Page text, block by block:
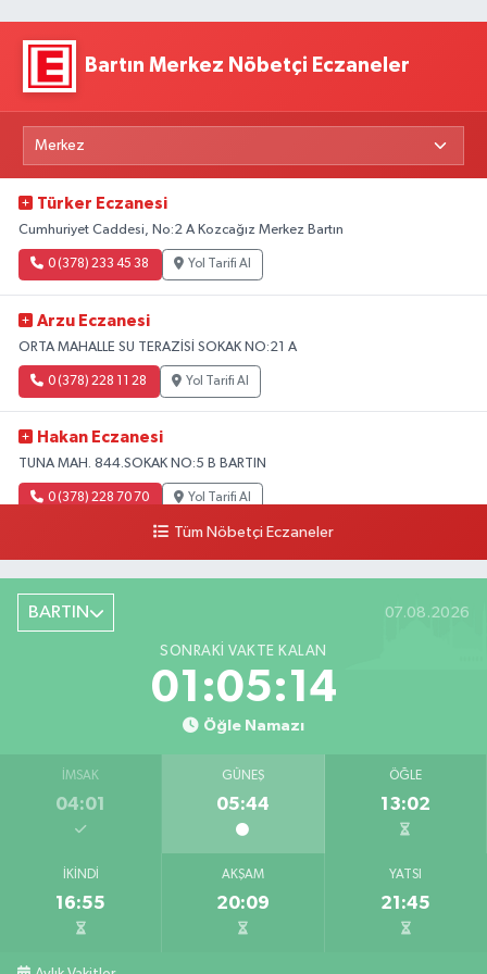
Bartın Merkez Nöbetçi Eczaneler
Türker Eczanesi
Cumhuriyet Caddesi, No:2 A Kozcağız Merkez Bartın
0 (378) 233 45 38 Yol Tarifi Al
Arzu Eczanesi
ORTA MAHALLE SU TERAZİSİ SOKAK NO:21 A
0 (378) 228 11 28 Yol Tarifi Al
Hakan Eczanesi
TUNA MAH. 844.SOKAK NO:5 B BARTIN
0 (378) 228 70 70 Yol Tarifi Al
Tüm Nöbetçi Eczaneler
BARTIN 07.08.2026
SONRAKI VAKTE KALAN
01:05:13
Öğle Namazı
İMSAK
04:01
GÜNEŞ
05:44
ÖĞLE
13:02
İKINDI
16:55
AKŞAM
20:09
YATSI
21:45